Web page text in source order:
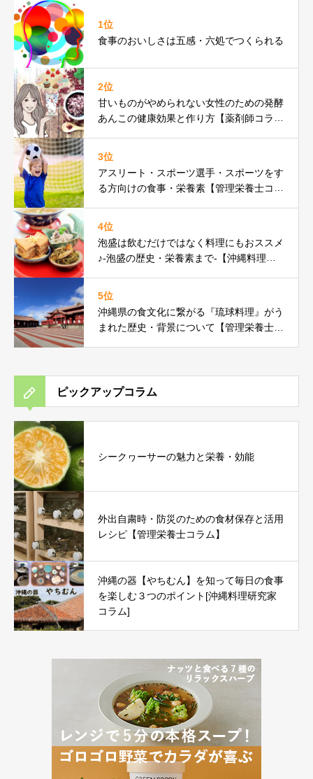
1位
食事のおいしさは五感・六処でつくられる
2位
甘いものがやめられない女性のための発酵
あんこの健康効果と作り方【薬剤師コラ
3位
アスリート・スポーツ選手・スポーツをす
る方向けの食事・栄養素【管理栄養士コラ
4位
泡盛は飲むだけではなく料理にもおススメ
♪-泡盛の歴史・栄養素まで-【沖縄料理研
5位
沖縄県の食文化に繋がる『琉球料理』がう
まれた歴史・背景について【管理栄養士コ
ピックアップコラム
シークヮーサーの魅力と栄養・効能
外出自粛時・防災のための食材保存と活用
レシピ【管理栄養士コラム】
沖縄の器【やちむん】を知って毎日の食事
を楽しむ３つのポイント[沖縄料理研究家
コラム]